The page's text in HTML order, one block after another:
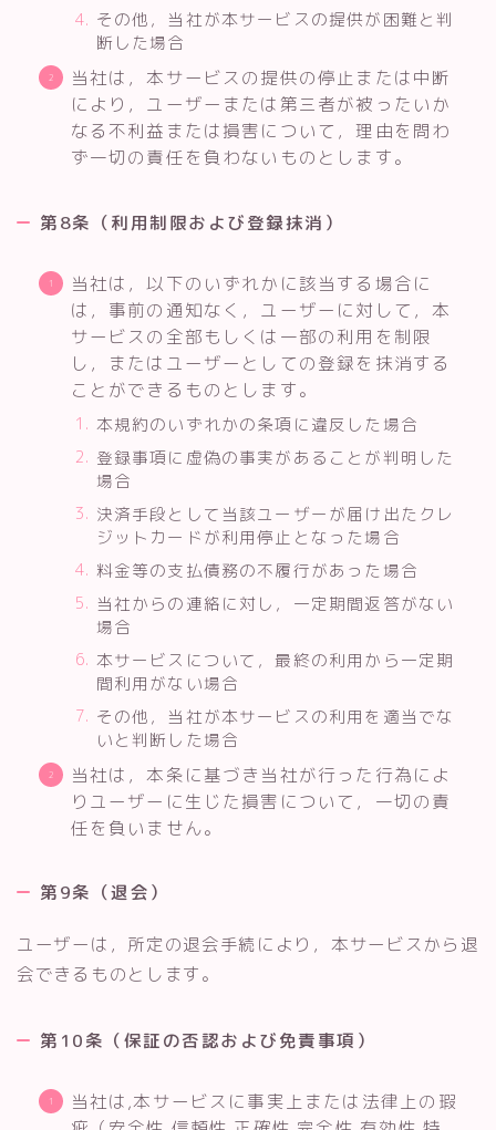
その他，当社が本サービスの提供が困難と判
断した場合
当社は，本サービスの提供の停止または中断
により，ユーザーまたは第三者が被ったいか
なる不利益または損害について，理由を問わ
ず一切の責任を負わないものとします。
第8条（利用制限および登録抹消）
当社は，以下のいずれかに該当する場合に
は，事前の通知なく，ユーザーに対して，本
サービスの全部もしくは一部の利用を制限
し，またはユーザーとしての登録を抹消する
ことができるものとします。
本規約のいずれかの条項に違反した場合
登録事項に虚偽の事実があることが判明した
場合
決済手段として当該ユーザーが届け出たクレ
ジットカードが利用停止となった場合
料金等の支払債務の不履行があった場合
当社からの連絡に対し，一定期間返答がない
場合
本サービスについて，最終の利用から一定期
間利用がない場合
その他，当社が本サービスの利用を適当でな
いと判断した場合
当社は，本条に基づき当社が行った行為によ
りユーザーに生じた損害について，一切の責
任を負いません。
第9条（退会）
ユーザーは，所定の退会手続により，本サービスから退
会できるものとします。
第10条（保証の否認および免責事項）
当社は,本サービスに事実上または法律上の瑕